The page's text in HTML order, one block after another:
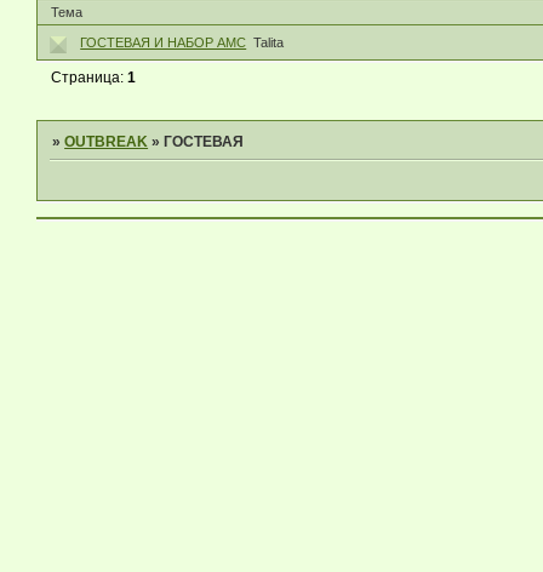
Тема
ГОСТЕВАЯ И НАБОР АМС Talita
Страница:1
»OUTBREAK »ГОСТЕВАЯ